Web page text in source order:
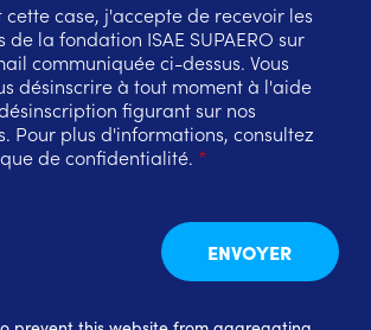
cette case, j'accepte de recevoir les
de la fondation ISAE SUPAERO sur
communiquée ci-dessus. Vous
désinscrire à tout moment à l'aide
figurant sur nos
Pour plus d'informations, consultez
de confidentialité. *